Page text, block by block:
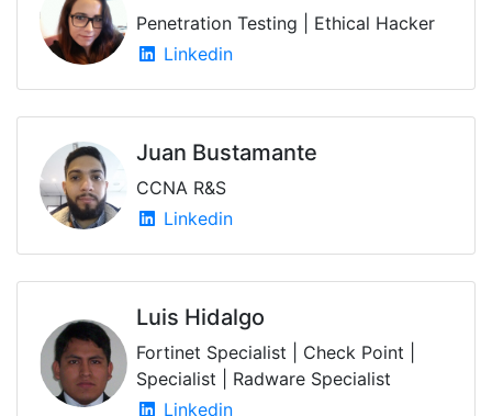
Penetration Testing | Ethical Hacker
Linkedin
Juan Bustamante
CCNA R&S
Linkedin
Luis Hidalgo
Fortinet Specialist | Check Point |
Specialist | Radware Specialist
Linkedin